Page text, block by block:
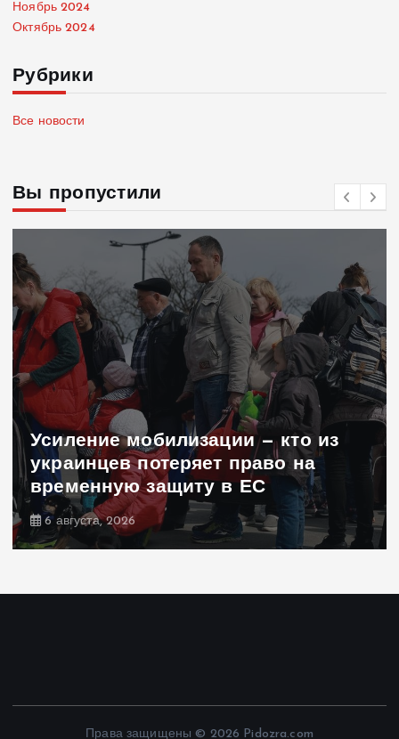
Ноябрь 2024
Октябрь 2024
Рубрики
Все новости
Вы пропустили
Усиление мобилизации — кто из
украинцев потеряет право на
временную защиту в ЕС
6 августа, 2026
Права защищены © 2026 Pidozra.com